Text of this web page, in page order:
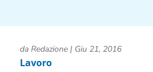
da Redazione| Giu 21, 2016
Lavoro